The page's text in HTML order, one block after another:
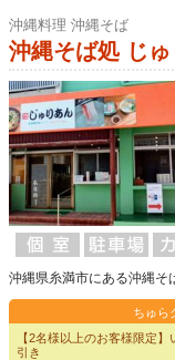
沖縄料理 沖縄そば
沖縄そば処 じ
沖縄県糸満市にある沖縄そ
ちゅら
【2名様以上のお客様限定
引き